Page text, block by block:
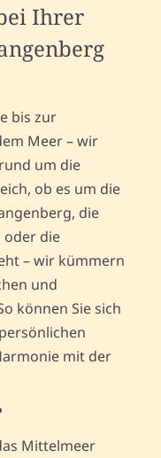
Ihrer
bis zur
Meer – wir
um die
ob es um die
die
oder die
– wir kümmern
und
können Sie sich
mit der
Mittelmeer